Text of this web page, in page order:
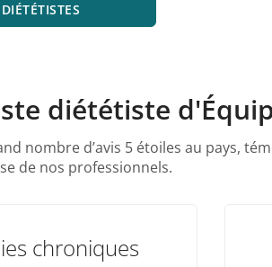
DIÉTÉTISTES
diététiste
nombre d’avis 5 étoiles au pays,
de nos professionnels.
chroniques